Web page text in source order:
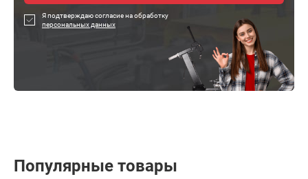
Я подтверждаю согласие на обработку
персональных данных
Популярные товары